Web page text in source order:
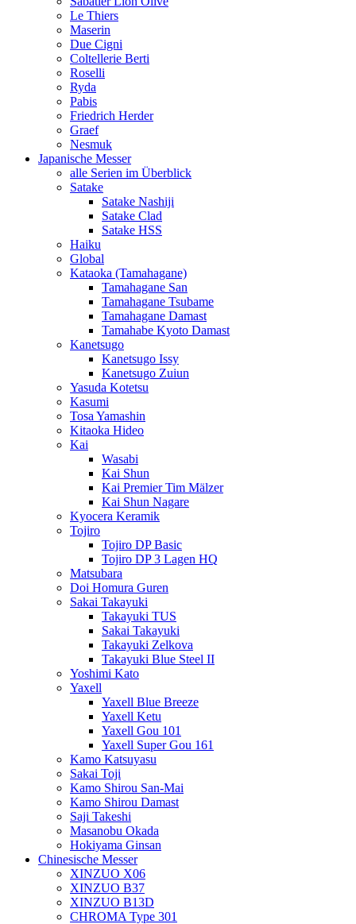
Le Thiers
Maserin
Due Cigni
Coltellerie Berti
Roselli
Ryda
Pabis
Friedrich Herder
Graef
Nesmuk
Japanische Messer
alle Serien im Überblick
Satake
Satake Nashiji
Satake Clad
Satake HSS
Haiku
Global
Kataoka (Tamahagane)
Tamahagane San
Tamahagane Tsubame
Tamahagane Damast
Tamahabe Kyoto Damast
Kanetsugo
Kanetsugo Issy
Kanetsugo Zuiun
Yasuda Kotetsu
Kasumi
Tosa Yamashin
Kitaoka Hideo
Kai
Wasabi
Kai Shun
Kai Premier Tim Mälzer
Kai Shun Nagare
Kyocera Keramik
Tojiro
Tojiro DP Basic
Tojiro DP 3 Lagen HQ
Matsubara
Doi Homura Guren
Sakai Takayuki
Takayuki TUS
Sakai Takayuki
Takayuki Zelkova
Takayuki Blue Steel II
Yoshimi Kato
Yaxell
Yaxell Blue Breeze
Yaxell Ketu
Yaxell Gou 101
Yaxell Super Gou 161
Kamo Katsuyasu
Sakai Toji
Kamo Shirou San-Mai
Kamo Shirou Damast
Saji Takeshi
Masanobu Okada
Hokiyama Ginsan
Chinesische Messer
XINZUO X06
XINZUO B37
XINZUO B13D
CHROMA Type 301